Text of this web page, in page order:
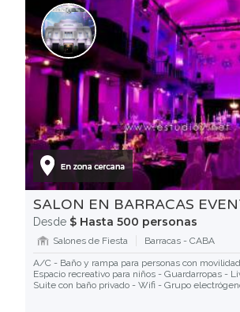
SALON EN BARRACAS
Desde $ Hasta 500 personas
Salones de Fiesta
Barracas - CABA
A/C - Baño y rampa para personas con
Espacio recreativo para niños - Guardarropas -
Suite con baño privado - Wifi - Grupo